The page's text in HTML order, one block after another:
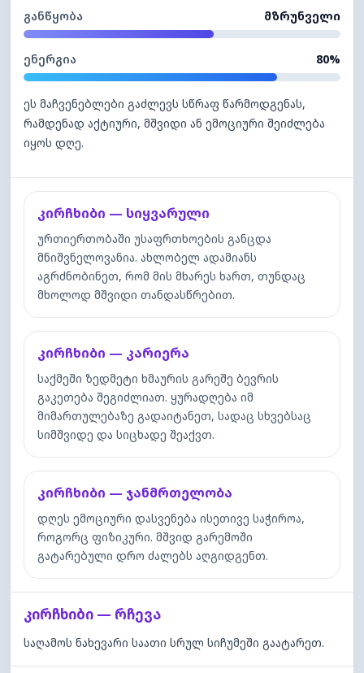
განწყობა მზრუნველი
ენერგია 80%
ეს მაჩვენებლები გაძლევს სწრაფ წარმოდგენას,
რამდენად აქტიური, მშვიდი ან ემოციური შეიძლება
იყოს დღე.
კირჩხიბი — სიყვარული
ურთიერთობაში უსაფრთხოების განცდა
მნიშვნელოვანია. ახლობელ ადამიანს
აგრძნობინეთ, რომ მის მხარეს ხართ, თუნდაც
მხოლოდ მშვიდი თანდასწრებით.
კირჩხიბი — კარიერა
საქმეში ზედმეტი ხმაურის გარეშე ბევრის
გაკეთება შეგიძლიათ. ყურადღება იმ
მიმართულებაზე გადაიტანეთ, სადაც სხვებსაც
სიმშვიდე და სიცხადე შეაქვთ.
კირჩხიბი — ჯანმრთელობა
დღეს ემოციური დასვენება ისეთივე საჭიროა,
როგორც ფიზიკური. მშვიდ გარემოში
გატარებული დრო ძალებს აღგიდგენთ.
კირჩხიბი — რჩევა
საღამოს ნახევარი საათი სრულ სიჩუმეში გაატარეთ.